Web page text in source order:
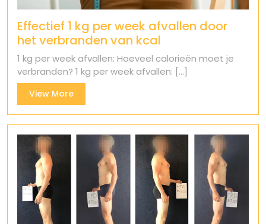
Effectief 1 kg per week afvallen door
het verbranden van kcal
1 kg per week afvallen: Hoeveel calorieën moet je
verbranden? 1 kg per week afvallen: [...]
View MoreView
More